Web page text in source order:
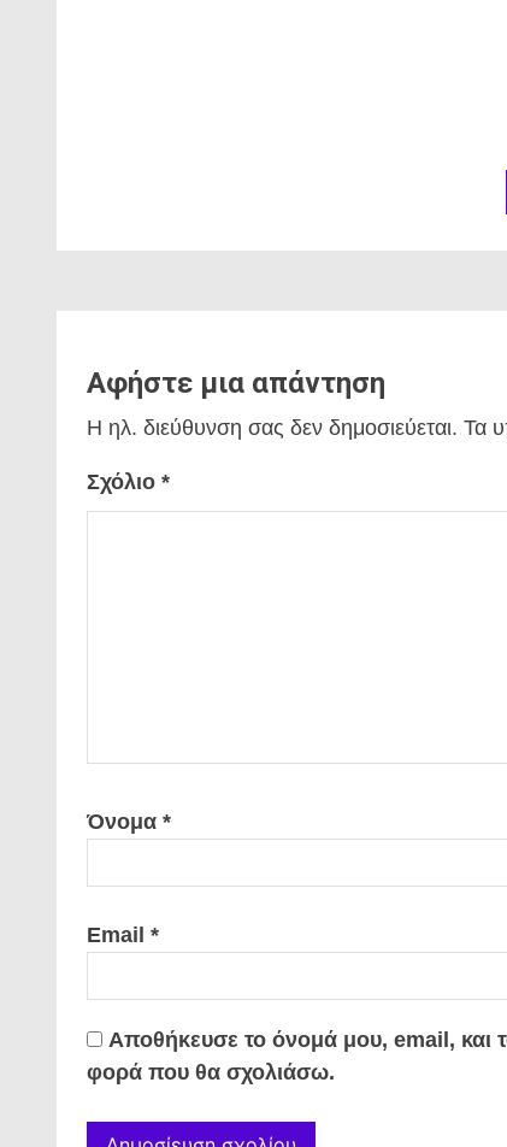
Αφήστε μια απάντηση
Η ηλ. διεύθυνση σας δεν δημοσιεύεται. Τα
Σχόλιο *
Όνομα *
Email *
Αποθήκευσε το όνομά μου, email, και
φορά που θα σχολιάσω.